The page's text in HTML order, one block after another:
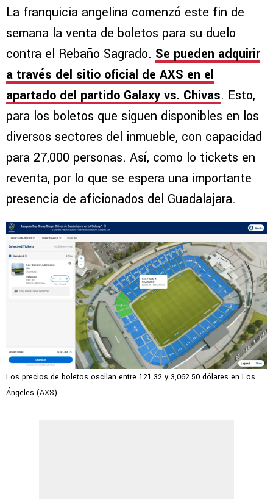
La franquicia angelina comenzó este fin de
semana la venta de boletos para su duelo
contra el Rebaño Sagrado. Se pueden adquirir
a través del sitio oficial de AXS en el
apartado del partido Galaxy vs. Chivas. Esto,
para los boletos que siguen disponibles en los
diversos sectores del inmueble, con capacidad
para 27,000 personas. Así, como lo tickets en
reventa, por lo que se espera una importante
presencia de aficionados del Guadalajara.
Los precios de boletos oscilan entre 121.32 y 3,062.50 dólares en Los
Ángeles (AXS)